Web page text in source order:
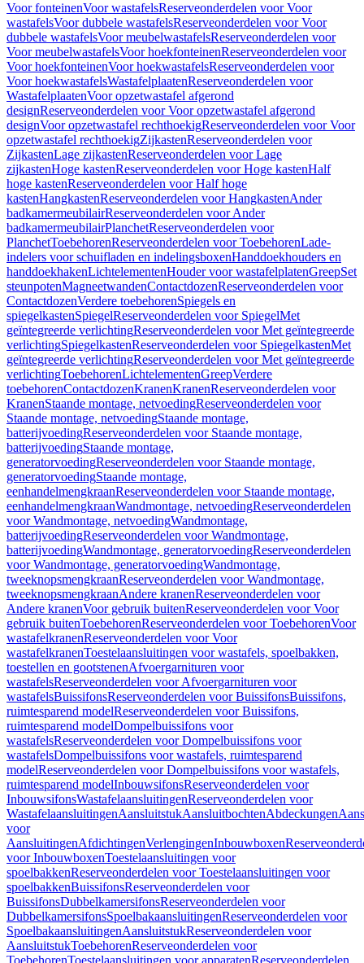
Voor fonteinenVoor wastafelsReserveonderdelen voor Voor
wastafelsVoor dubbele wastafelsReserveonderdelen voor Voor
dubbele wastafelsVoor meubelwastafelsReserveonderdelen voor
Voor meubelwastafelsVoor hoekfonteinenReserveonderdelen voor
Voor hoekfonteinenVoor hoekwastafelsReserveonderdelen voor
Voor hoekwastafelsWastafelplaatenReserveonderdelen voor
WastafelplaatenVoor opzetwastafel afgerond
designReserveonderdelen voor Voor opzetwastafel afgerond
designVoor opzetwastafel rechthoekigReserveonderdelen voor Voor
opzetwastafel rechthoekigZijkastenReserveonderdelen voor
ZijkastenLage zijkastenReserveonderdelen voor Lage
zijkastenHoge kastenReserveonderdelen voor Hoge kastenHalf
hoge kastenReserveonderdelen voor Half hoge
kastenHangkastenReserveonderdelen voor HangkastenAnder
badkamermeubilairReserveonderdelen voor Ander
badkamermeubilairPlanchetReserveonderdelen voor
PlanchetToebehorenReserveonderdelen voor ToebehorenLade-
indelers voor schuifladen en indelingsboxenHanddoekhouders en
handdoekhakenLichtelementenHouder voor wastafelplatenGreepSet
steunpotenMagneetwandenContactdozenReserveonderdelen voor
ContactdozenVerdere toebehorenSpiegels en
spiegelkastenSpiegelReserveonderdelen voor SpiegelMet
geïntegreerde verlichtingReserveonderdelen voor Met geïntegreerde
verlichtingSpiegelkastenReserveonderdelen voor SpiegelkastenMet
geïntegreerde verlichtingReserveonderdelen voor Met geïntegreerde
verlichtingToebehorenLichtelementenGreepVerdere
toebehorenContactdozenKranenKranenReserveonderdelen voor
KranenStaande montage, netvoedingReserveonderdelen voor
Staande montage, netvoedingStaande montage,
batterijvoedingReserveonderdelen voor Staande montage,
batterijvoedingStaande montage,
generatorvoedingReserveonderdelen voor Staande montage,
generatorvoedingStaande montage,
eenhandelmengkraanReserveonderdelen voor Staande montage,
eenhandelmengkraanWandmontage, netvoedingReserveonderdelen
voor Wandmontage, netvoedingWandmontage,
batterijvoedingReserveonderdelen voor Wandmontage,
batterijvoedingWandmontage, generatorvoedingReserveonderdelen
voor Wandmontage, generatorvoedingWandmontage,
tweeknopsmengkraanReserveonderdelen voor Wandmontage,
tweeknopsmengkraanAndere kranenReserveonderdelen voor
Andere kranenVoor gebruik buitenReserveonderdelen voor Voor
gebruik buitenToebehorenReserveonderdelen voor ToebehorenVoor
wastafelkranenReserveonderdelen voor Voor
wastafelkranenToestelaansluitingen voor wastafels, spoelbakken,
toestellen en gootstenenAfvoergarnituren voor
wastafelsReserveonderdelen voor Afvoergarnituren voor
wastafelsBuissifonsReserveonderdelen voor BuissifonsBuissifons,
ruimtesparend modelReserveonderdelen voor Buissifons,
ruimtesparend modelDompelbuissifons voor
wastafelsReserveonderdelen voor Dompelbuissifons voor
wastafelsDompelbuissifons voor wastafels, ruimtesparend
modelReserveonderdelen voor Dompelbuissifons voor wastafels,
ruimtesparend modelInbouwsifonsReserveonderdelen voor
InbouwsifonsWastafelaansluitingenReserveonderdelen voor
WastafelaansluitingenAansluitstukAansluitbochtenAbdeckungen
voor
AansluitingenAfdichtingenVerlengingenInbouwboxen
voor InbouwboxenToestelaansluitingen voor
spoelbakkenReserveonderdelen voor Toestelaansluitingen voor
spoelbakkenBuissifonsReserveonderdelen voor
BuissifonsDubbelkamersifonsReserveonderdelen voor
DubbelkamersifonsSpoelbakaansluitingenReserveonderdelen voor
SpoelbakaansluitingenAansluitstukReserveonderdelen voor
AansluitstukToebehorenReserveonderdelen voor
ToebehorenToestelaansluitingen voor apparatenReserveonderdelen